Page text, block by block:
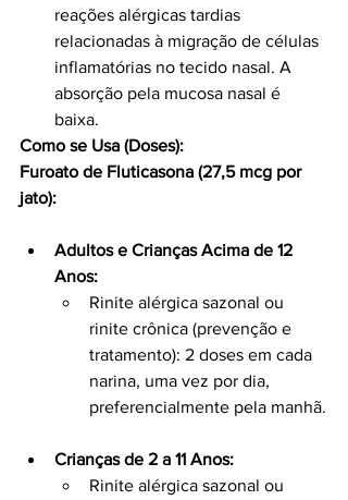
reações alérgicas tardias
relacionadas à migração de células
inflamatórias no tecido nasal. A
absorção pela mucosa nasal é
baixa.
Como se Usa (Doses):
Furoato de Fluticasona (27,5 mcg por
jato):
Adultos e Crianças Acima de 12
Anos:
Rinite alérgica sazonal ou
rinite crônica (prevenção e
tratamento): 2 doses em cada
narina, uma vez por dia,
preferencialmente pela manhã.
Crianças de 2 a 11 Anos:
Rinite alérgica sazonal ou